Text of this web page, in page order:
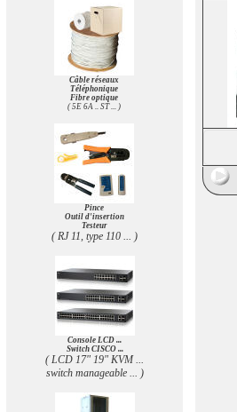
Câble réseaux
Téléphonique
Fibre optique
( 5E 6A .. ST ... )
Pince
Outil d'insertion
Testeur
( RJ 11, type 110 ... )
Console LCD ...
Switch CISCO ...
( LCD 17" 19" KVM ...
switch manageable ... )